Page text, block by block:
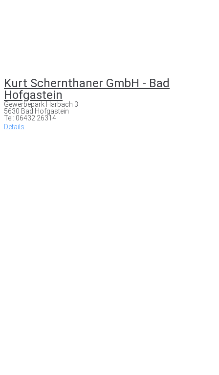
Kurt Schernthaner GmbH - Bad
Hofgastein
Gewerbepark Harbach 3
5630 Bad Hofgastein
Tel: 06432 26314
Details